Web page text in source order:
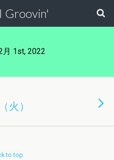
Groovin'
月 1st, 2022
火）
to top